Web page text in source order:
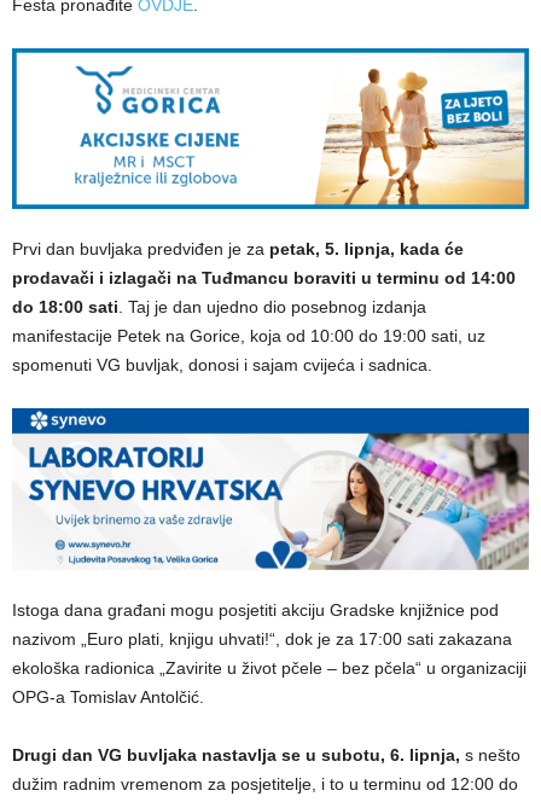
Festa pronađite OVDJE
Prvi dan buvljaka predviđen je za petak, 5. lipnja, kada će
prodavači i izlagači na Tuđmancu boraviti u terminu od 14:00
do 18:00 sati. Taj je dan ujedno dio posebnog izdanja
manifestacije Petek na Gorice, koja od 10:00 do 19:00 sati, uz
spomenuti VG buvljak, donosi i sajam cvijeća i sadnica.
Istoga dana građani mogu posjetiti akciju Gradske knjižnice pod
nazivom „Euro plati, knjigu uhvati!“, dok je za 17:00 sati zakazana
ekološka radionica „Zavirite u život pčele – bez pčela“ u organizaciji
OPG-a Tomislav Antolčić.
Drugi dan VG buvljaka nastavlja se u subotu, 6. lipnja, s nešto
dužim radnim vremenom za posjetitelje, i to u terminu od 12:00 do